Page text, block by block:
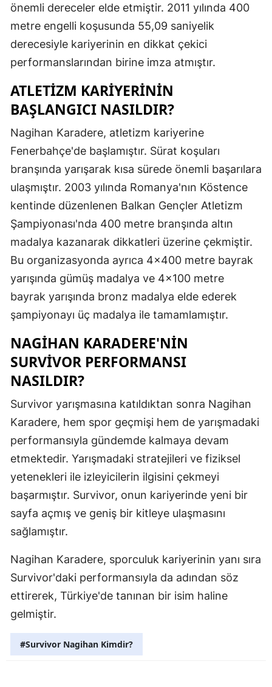
Kayseri
Manisa
Mardin
Muğla
Muş
Nevşehir
Sakarya
Samsun
Siirt
Sivas
Tokat
Trabzon
önemli dereceler elde etmiştir. 2011 yılında 400
metre engelli koşusunda 55,09 saniyelik
derecesiyle kariyerinin en dikkat çekici
performanslarından birine imza atmıştır.
ATLETIZM KARIYERININ
BAŞLANGICI NASILDIR?
Nagihan Karadere, atletizm kariyerine
Fenerbahçe'de başlamıştır. Sürat koşuları
branşında yarışarak kısa sürede önemli başarılara
ulaşmıştır. 2003 yılında Romanya'nın Köstence
kentinde düzenlenen Balkan Gençler Atletizm
Şampiyonası'nda 400 metre branşında altın
madalya kazanarak dikkatleri üzerine çekmiştir.
Bu organizasyonda ayrıca 4x400 metre bayrak
yarışında gümüş madalya ve 4x100 metre
bayrak yarışında bronz madalya elde ederek
şampiyonayı üç madalya ile tamamlamıştır.
NAGIHAN KARADERE'NIN
SURVIVOR PERFORMANSI
NASILDIR?
Survivor yarışmasına katıldıktan sonra Nagihan
Karadere, hem spor geçmişi hem de yarışmadaki
performansıyla gündemde kalmaya devam
etmektedir. Yarışmadaki stratejileri ve fiziksel
yetenekleri ile izleyicilerin ilgisini çekmeyi
başarmıştır. Survivor, onun kariyerinde yeni bir
sayfa açmış ve geniş bir kitleye ulaşmasını
sağlamıştır.
Nagihan Karadere, sporculuk kariyerinin yanı sıra
Survivor'daki performansıyla da adından söz
ettirerek, Türkiye'de tanınan bir isim haline
gelmiştir.
#Survivor Nagihan Kimdir?